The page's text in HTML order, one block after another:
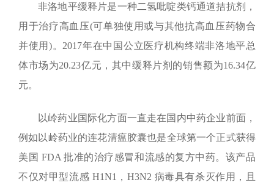
非洛地平缓释片是一种二氢吡啶类钙通道拮抗剂，
用于治疗高血压(可单独使用或与其他抗高血压药物合
并使用)。 2017年在中国公立医疗机构终端非洛地平总
体市场为20.23亿元，其中缓释片剂的销售额为16.34亿
元。
以岭药业国际化方面一直走在国内中药企业前面，
例如以岭药业的连花清瘟胶囊也是全球第一个正式获得
美国 FDA批准的治疗感冒和流感的复方中药。该产品
不仅对甲型流感 H1N1 ，H3N2 病毒具有杀灭作用，且